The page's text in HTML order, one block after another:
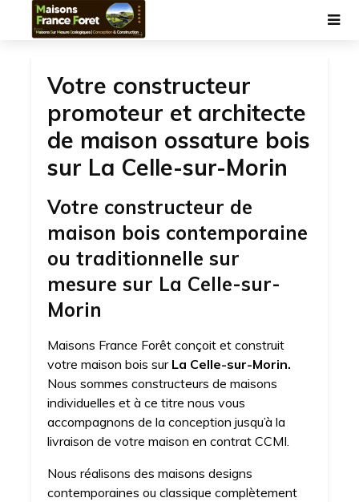
Votre constructeur
promoteur et architecte
de maison ossature bois
sur La Celle-sur-Morin
Votre constructeur de
maison bois contemporaine
ou traditionnelle sur
mesure sur La Celle-sur-
Morin
Maisons France Forêt conçoit et construit
votre maison bois sur La Celle-sur-Morin.
Nous sommes constructeurs de maisons
individuelles et à ce titre nous vous
accompagnons de la conception jusqu’à la
livraison de votre maison en contrat CCMI.
Nous réalisons des maisons designs
contemporaines ou classique complètement